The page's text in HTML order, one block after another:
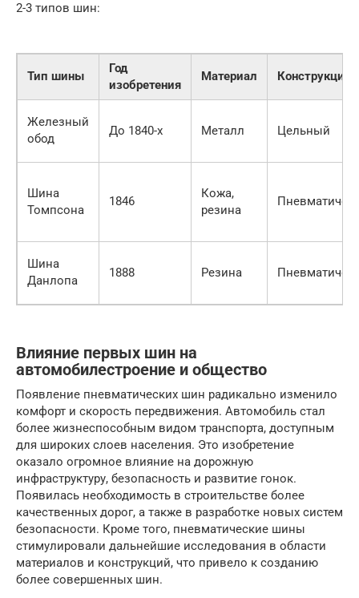
2-3 типов шин:
Тип шины
Год
изобретения
Материал Конструкция
Железный
обод
До 1840-х Металл Цельный
Шина
Томпсона
1846
Кожа,
резина
Шина
Данлопа
1888 Резина
Влияние первых шин на
автомобилестроение и общество
Появление пневматических шин радикально изменило
комфорт и скорость передвижения. Автомобиль стал
более жизнеспособным видом транспорта, доступным
для широких слоев населения. Это изобретение
оказало огромное влияние на дорожную
инфраструктуру, безопасность и развитие гонок.
Появилась необходимость в строительстве более
качественных дорог, а также в разработке новых систем
безопасности. Кроме того, пневматические шины
стимулировали дальнейшие исследования в области
материалов и конструкций, что привело к созданию
более совершенных шин.